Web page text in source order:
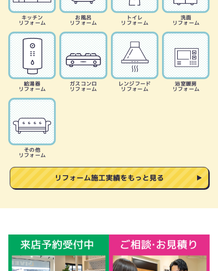
キッチン
リフォーム
お風呂
リフォーム
トイレ
リフォーム
洗面
リフォーム
給湯器
リフォーム
ガスコンロ
リフォーム
レンジフード
リフォーム
浴室暖房
リフォーム
その他
リフォーム
リフォーム施工実績をもっと見る